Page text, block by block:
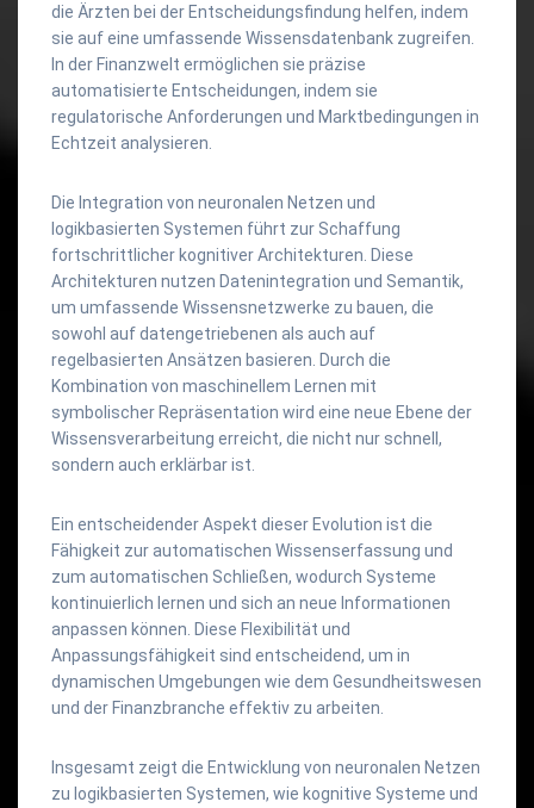
die Ärzten bei der Entscheidungsfindung helfen, indem
sie auf eine umfassende Wissensdatenbank zugreifen.
In der Finanzwelt ermöglichen sie präzise
automatisierte Entscheidungen, indem sie
regulatorische Anforderungen und Marktbedingungen in
Echtzeit analysieren.
Die Integration von neuronalen Netzen und
logikbasierten Systemen führt zur Schaffung
fortschrittlicher kognitiver Architekturen. Diese
Architekturen nutzen Datenintegration und Semantik,
um umfassende Wissensnetzwerke zu bauen, die
sowohl auf datengetriebenen als auch auf
regelbasierten Ansätzen basieren. Durch die
Kombination von maschinellem Lernen mit
symbolischer Repräsentation wird eine neue Ebene der
Wissensverarbeitung erreicht, die nicht nur schnell,
sondern auch erklärbar ist.
Ein entscheidender Aspekt dieser Evolution ist die
Fähigkeit zur automatischen Wissenserfassung und
zum automatischen Schließen, wodurch Systeme
kontinuierlich lernen und sich an neue Informationen
anpassen können. Diese Flexibilität und
Anpassungsfähigkeit sind entscheidend, um in
dynamischen Umgebungen wie dem Gesundheitswesen
und der Finanzbranche effektiv zu arbeiten.
Insgesamt zeigt die Entwicklung von neuronalen Netzen
zu logikbasierten Systemen, wie kognitive Systeme und